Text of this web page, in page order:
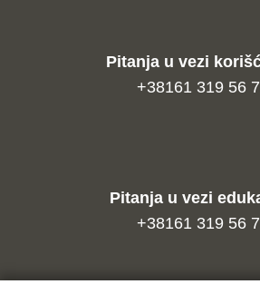
Pitanja u vezi
+38161 319 56
Pitanja u vezi
+38161 319 56